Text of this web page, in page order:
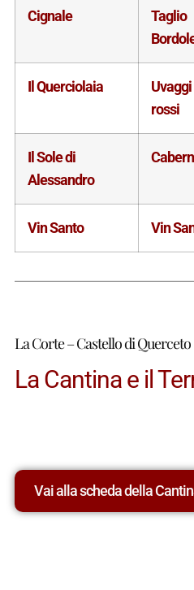
Cignale
Taglio
Il Querciolaia
Uvaggi
rossi
Il Sole di
Alessandro
Vin Santo Vin
La Corte – Castello di Querceto
La Cantina e il
Vai alla scheda della